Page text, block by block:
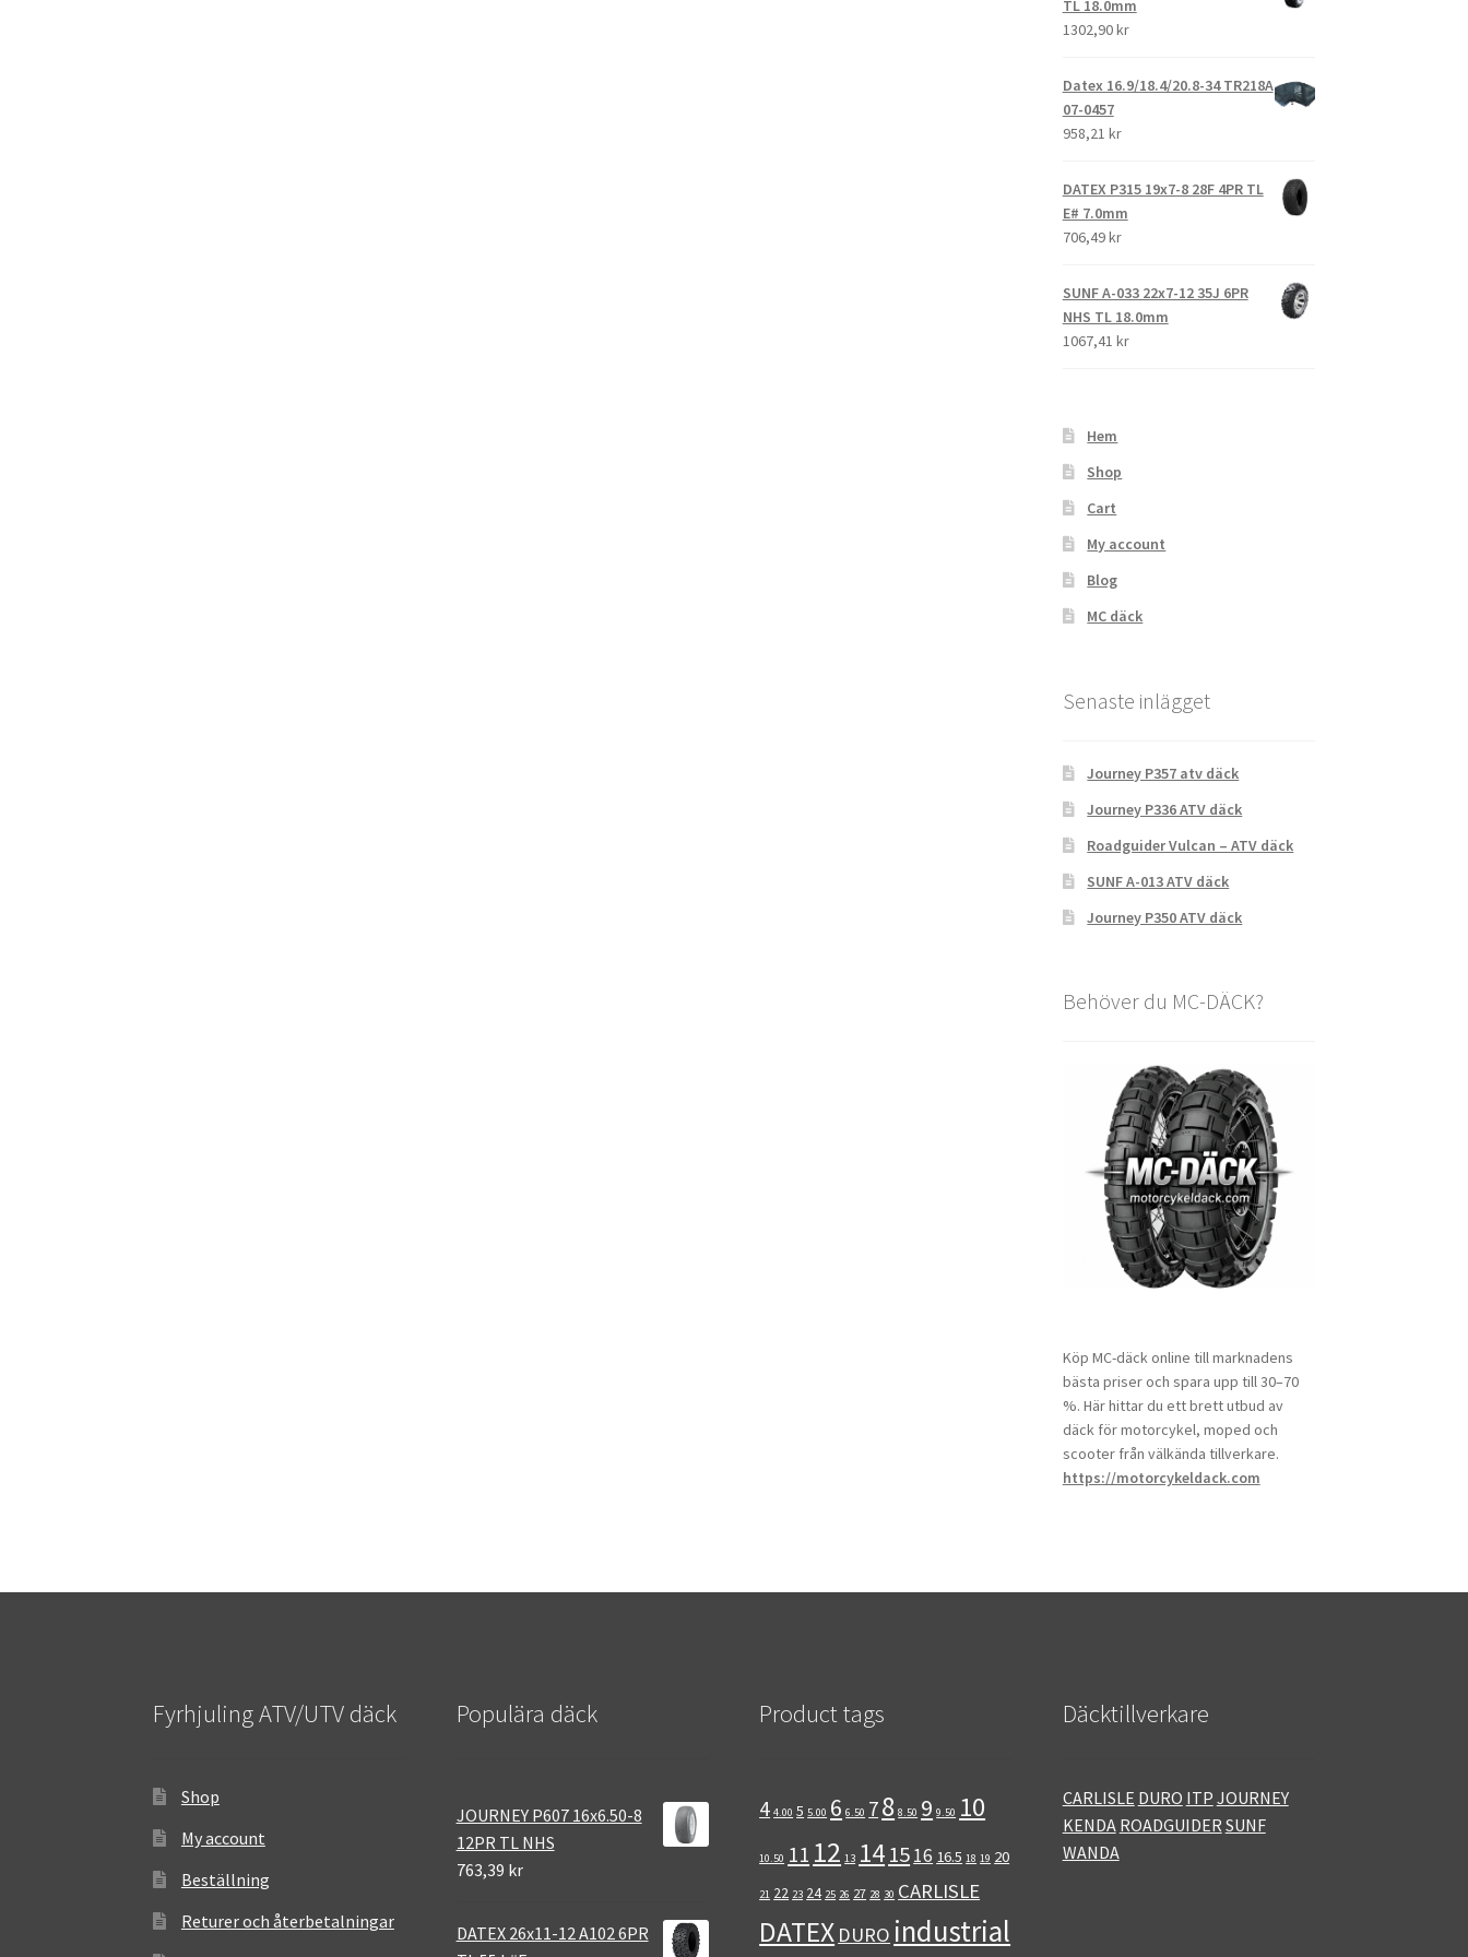
TL 18.0mm
1302,90 kr
Datex 16.9/18.4/20.8-34 TR218A
07-0457
958,21 kr
DATEX P315 19x7-8 28F 4PR TL
E# 7.0mm
706,49 kr
SUNF A-033 22x7-12 35J 6PR
NHS TL 18.0mm
1067,41 kr
Hem
Shop
Cart
My account
Blog
MC däck
Senaste inlägget
Journey P357 atv däck
Journey P336 ATV däck
Roadguider Vulcan – ATV däck
SUNF A-013 ATV däck
Journey P350 ATV däck
Behöver du MC-DÄCK?
Köp MC-däck online till marknadens
bästa priser och spara upp till 30–70
%. Här hittar du ett brett utbud av
däck för motorcykel, moped och
scooter från välkända tillverkare.
https://motorcykeldack.com
Fyrhjuling ATV/UTV däck
Shop
My account
Beställning
Returer och återbetalningar
Populära däck
JOURNEY P607 16x6.50-8
12PR TL NHS
763,39 kr
DATEX 26x11-12 A102 6PR
Product tags
4 4.00 5 5.00 6 6.50 78 8.50 9 9.50 10
10.50 11 12 13 141516 16.5 18 19 20
21 22 23 24 25 26 27 28 30 CARLISLE
DATEX DURO industrial
Däcktillverkare
CARLISLE DURO ITP JOURNEY
KENDA ROADGUIDER SUNF
WANDA